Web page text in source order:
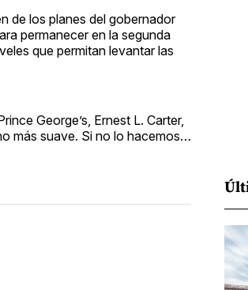
de los planes del gobernador
permanecer en la segunda
que permitan levantar las
George’s, Ernest L. Carter,
más suave. Si no lo hacemos…